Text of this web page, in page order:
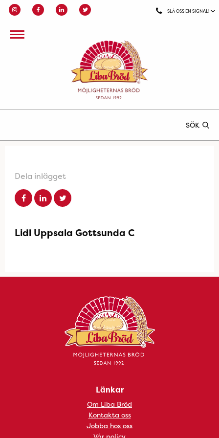
SLÅ OSS EN SIGNAL!
SÖK
Dela inlägget
Lidl Uppsala Gottsunda C
Länkar
Om Liba Bröd
Kontakta oss
Jobba hos oss